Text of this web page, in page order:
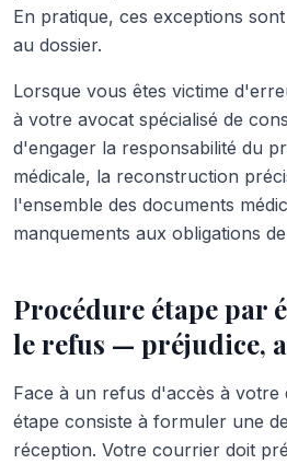
En pratique, ces exceptions
au dossier.
Lorsque vous êtes victime
à votre avocat spécialisé de
d'engager la responsabilité du
médicale, la reconstruction
l'ensemble des documents
manquements aux obligations
Procédure étape par
le refus — préjudice,
Face à un refus d'accès à votre
étape consiste à formuler une
réception. Votre courrier doit